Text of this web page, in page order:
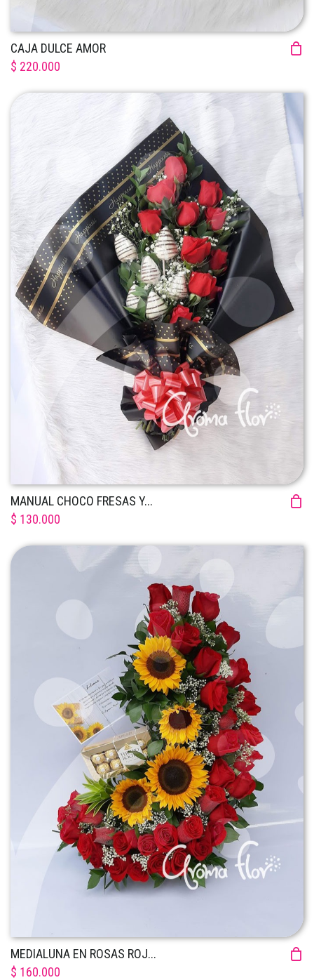
CAJA DULCE AMOR
$ 220.000
MANUAL CHOCO FRESAS Y...
$ 130.000
MEDIALUNA EN ROSAS ROJ...
$ 160.000